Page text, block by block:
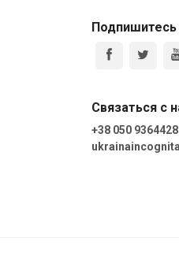
Подпишитесь
Связаться с
+38 050 9364428